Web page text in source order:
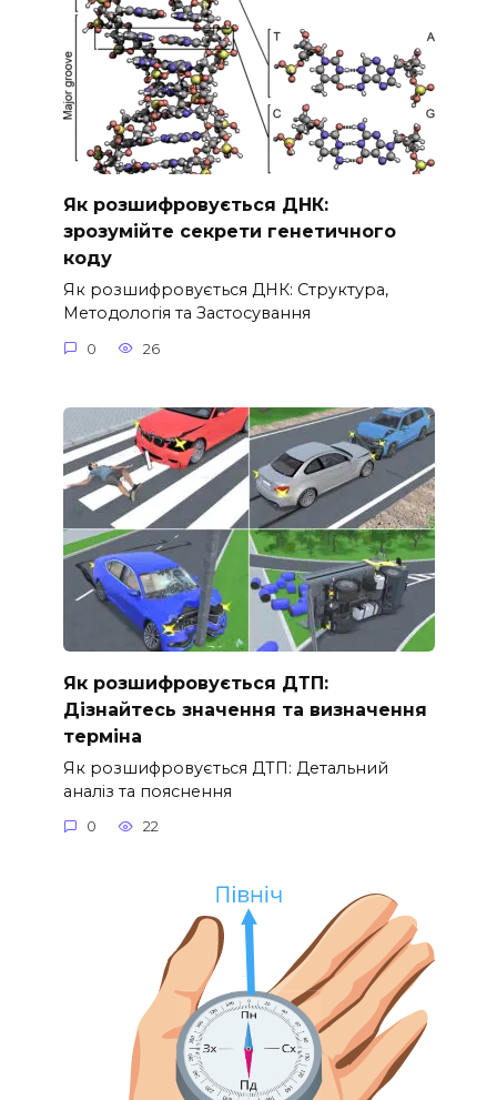
Як розшифровується ДНК:
зрозумійте секрети генетичного
коду
Як розшифровується ДНК: Структура,
Методологія та Застосування
0 26
Як розшифровується ДТП:
Дізнайтесь значення та визначення
терміна
Як розшифровується ДТП: Детальний
аналіз та пояснення
0 22